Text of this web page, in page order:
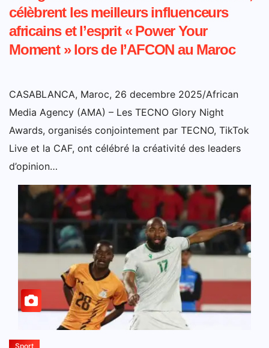
célèbrent les meilleurs influenceurs
africains et l’esprit « Power Your
Moment » lors de l’AFCON au Maroc
CASABLANCA, Maroc, 26 decembre 2025/African
Media Agency (AMA) – Les TECNO Glory Night
Awards, organisés conjointement par TECNO, TikTok
Live et la CAF, ont célébré la créativité des leaders
d’opinion…
Sport